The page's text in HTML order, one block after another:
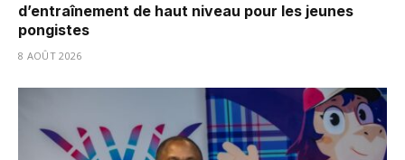
d’entraînement de haut niveau pour les jeunes
pongistes
8 AOÛT 2026